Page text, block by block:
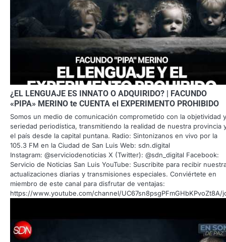
¿EL LENGUAJE ES INNATO O ADQUIRIDO? | FACUNDO
«PIPA» MERINO te CUENTA el EXPERIMENTO PROHIBIDO
Somos un medio de comunicación comprometido con la objetividad
seriedad periodística, transmitiendo la realidad de nuestra provincia
el país desde la capital puntana. Radio: Sintonizanos en vivo por la
105.3 FM en la Ciudad de San Luis Web: sdn.digital
Instagram: @serviciodenoticias X (Twitter): @sdn_digital Facebook:
Servicio de Noticias San Luis YouTube: Suscribite para recibir
actualizaciones diarias y transmisiones especiales. Conviértete en
miembro de este canal para disfrutar de ventajas:
https://www.youtube.com/channel/UC67sn8psgPFmGHbKPvoZt8A/